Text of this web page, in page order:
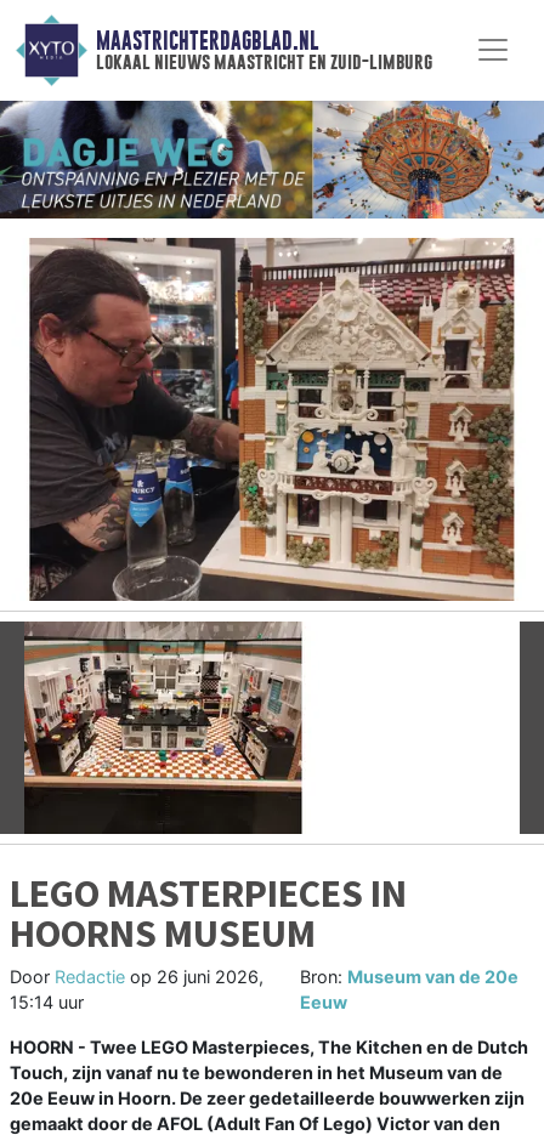
MAASTRICHTERDAGBLAD.NL
lokaal nieuws maastricht en zuid-limburg
Vorige
LEGO MASTERPIECES IN
HOORNS MUSEUM
Door Redactie op 26 juni 2026,
15:14 uur
Bron: Museum van de 20e
Eeuw
HOORN - Twee LEGO Masterpieces, The Kitchen en de Dutch
Touch, zijn vanaf nu te bewonderen in het Museum van de
20e Eeuw in Hoorn. De zeer gedetailleerde bouwwerken zijn
gemaakt door de AFOL (Adult Fan Of Lego) Victor van den